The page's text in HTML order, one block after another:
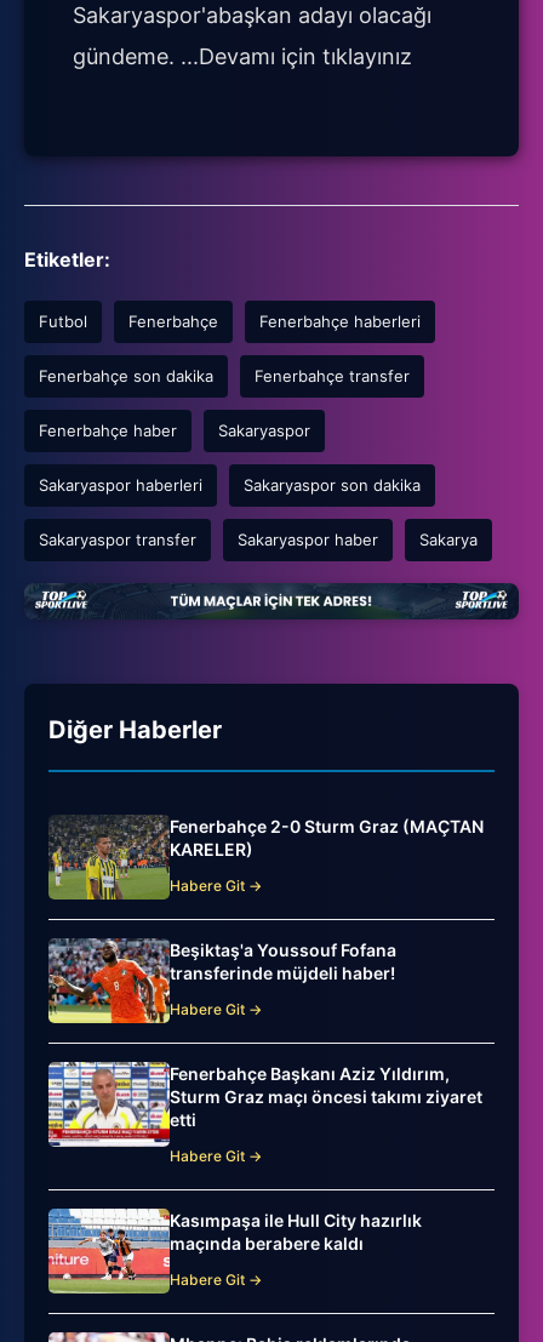
Sakaryaspor'abaşkan adayı olacağı
gündeme. ...Devamı için tıklayınız
Etiketler:
Futbol Fenerbahçe Fenerbahçe haberleri
Fenerbahçe son dakika Fenerbahçe transfer
Fenerbahçe haber Sakaryaspor
Sakaryaspor haberleri Sakaryaspor son dakika
Sakaryaspor transfer Sakaryaspor haber Sakarya
Diğer Haberler
Fenerbahçe 2-0 Sturm Graz (MAÇTAN
KARELER)
Habere Git →
Beşiktaş'a Youssouf Fofana
transferinde müjdeli haber!
Habere Git →
Fenerbahçe Başkanı Aziz Yıldırım,
Sturm Graz maçı öncesi takımı ziyaret
etti
Habere Git →
Kasımpaşa ile Hull City hazırlık
maçında berabere kaldı
Habere Git →